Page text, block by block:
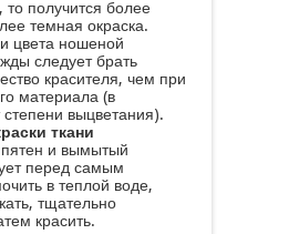
получится более
темная окраска.
цвета ношеной
следует брать
красителя, чем при
материала (в
степени выцветания).
ткани
и вымытый
перед самым
в теплой воде,
тщательно
красить.